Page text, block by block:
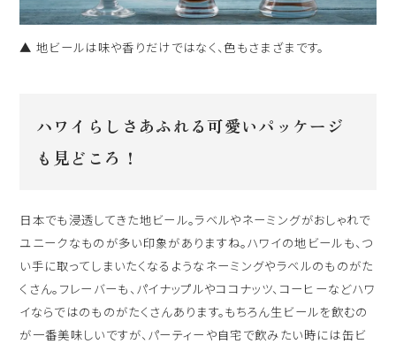
▲ 地ビールは味や香りだけではなく、色もさまざまです。
ハワイらしさあふれる可愛いパッケージ
も見どころ！
日本でも浸透してきた地ビール。ラベルやネーミングがおしゃれで
ユニークなものが多い印象がありますね。ハワイの地ビールも、つ
い手に取ってしまいたくなるようなネーミングやラベルのものがた
くさん。フレーバーも、パイナップルやココナッツ、コーヒーなどハワ
イならではのものがたくさんあります。もちろん生ビールを飲むの
が一番美味しいですが、パーティーや自宅で飲みたい時には缶ビ